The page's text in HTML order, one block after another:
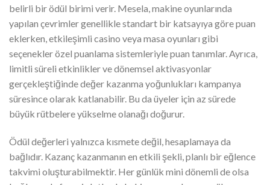
belirli bir ödül birimi verir. Mesela, makine oyunlarında
yapılan çevrimler genellikle standart bir katsayıya göre puan
eklerken, etkileşimli casino veya masa oyunları gibi
seçenekler özel puanlama sistemleriyle puan tanımlar. Ayrıca,
limitli süreli etkinlikler ve dönemsel aktivasyonlar
gerçekleştiğinde değer kazanma yoğunlukları kampanya
süresince olarak katlanabilir. Bu da üyeler için az sürede
büyük rütbelere yükselme olanağı doğurur.
Ödül değerleri yalnızca kısmete değil, hesaplamaya da
bağlıdır. Kazanç kazanmanın en etkili şekli, planlı bir eğlence
takvimi oluşturabilmektir. Her günlük mini dönemli de olsa